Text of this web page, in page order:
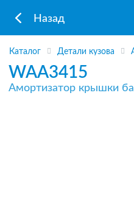
Назад
Каталог Детали кузова
WAA3415
Амортизатор крышки